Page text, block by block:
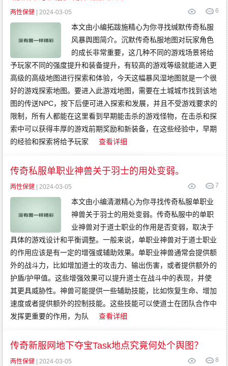
6
两性保健 | 2024-03-05
本文由小编拓跋施精心为你寻找缄默传奇私服
风暴舆图简介。沉默传奇私服地图对玩家角色
的成长非常重要，这几种不同的游戏场景将给
予玩家不同的强度提升和装备提升，有较高的游戏等级就能进入更
高级的高级地图进行探索和体验，今天这幅暴风湿地图就是一个很
好的游戏探索地图。要进入此游戏地图，需要在土城城市找到该地
图的传送NPC，按下后便可进入探索和发展，并且不受游戏要求的
限制，所有人都能在这里看到早期能击杀的游戏怪物，在击杀和探
索中可以获得丰厚的游戏前期奖励和新装备，在这些经验中，早期
的经验和探索将给予玩家
查看详细
传奇私服单职业神兽关于羽士的用处变弱。
7
两性保健 | 2024-03-05
本文由小编清澈精心为你寻找传奇私服单职业
神兽关于羽士的用处变弱。传奇私服中的单职
业神兽对于道士职业的作用是否变弱，取决于
具体的游戏设计和平衡调整。一般来说，单职业神兽对于道士职业
的作用应该是有一定的增强或辅助效果。单职业神兽通常会提供额
外的战斗力，比如增加道士的攻击力、输出伤害，或者提供额外的
护盾/护甲值。这些增强效果可以提升道士在战斗中的表现，并使
其更具威胁性。神兽可能提供一些辅助技能，比如恢复生命、增加
速度或者提供额外的控制技能。这些技能可以使道士在团队合作中
发挥更重要的作用，为队
查看详细
传奇新服网地下夺宝Task地点究竟何处个舆图？
8
两性保健 | 2024-03-05